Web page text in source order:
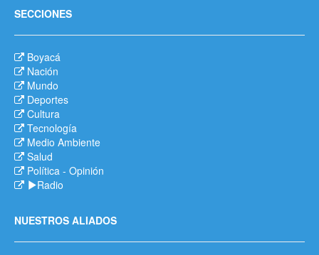
SECCIONES
Boyacá
Nación
Mundo
Deportes
Cultura
Tecnología
Medio Ambiente
Salud
Política - Opinión
Radio
NUESTROS ALIADOS